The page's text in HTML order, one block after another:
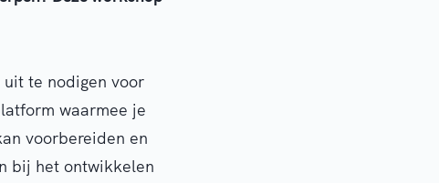
te nodigen voor
waarmee je
voorbereiden en
bij het ontwikkelen